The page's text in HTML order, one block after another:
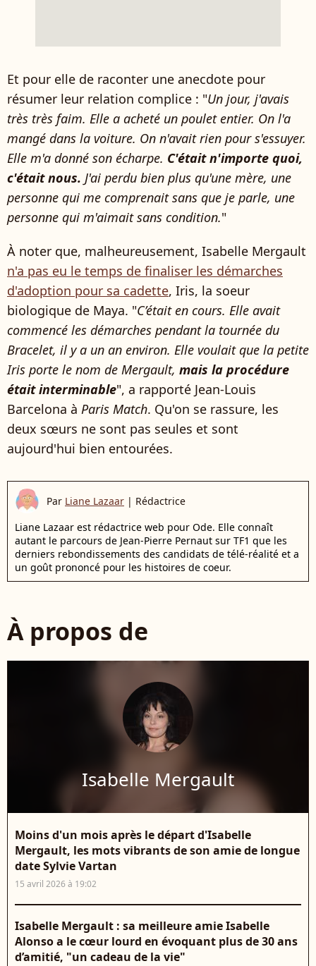
Et pour elle de raconter une anecdote pour
résumer leur relation complice : "Un jour, j'avais
très très faim. Elle a acheté un poulet entier. On l'a
mangé dans la voiture. On n'avait rien pour s'essuyer.
Elle m'a donné son écharpe. C'était n'importe quoi,
c'était nous. J'ai perdu bien plus qu'une mère, une
personne qui me comprenait sans que je parle, une
personne qui m'aimait sans condition."
À noter que, malheureusement, Isabelle Mergault
n'a pas eu le temps de finaliser les démarches
d'adoption pour sa cadette, Iris, la soeur
biologique de Maya. "C’était en cours. Elle avait
commencé les démarches pendant la tournée du
Bracelet, il y a un an environ. Elle voulait que la petite
Iris porte le nom de Mergault, mais la procédure
était interminable", a rapporté Jean-Louis
Barcelona à Paris Match. Qu'on se rassure, les
deux sœurs ne sont pas seules et sont
aujourd'hui bien entourées.
Par Liane Lazaar | Rédactrice
Liane Lazaar est rédactrice web pour Ode. Elle connaît
autant le parcours de Jean-Pierre Pernaut sur TF1 que les
derniers rebondissements des candidats de télé-réalité et a
un goût prononcé pour les histoires de coeur.
À propos de
Isabelle Mergault
Moins d'un mois après le départ d'Isabelle
Mergault, les mots vibrants de son amie de longue
date Sylvie Vartan
15 avril 2026 à 19:02
Isabelle Mergault : sa meilleure amie Isabelle
Alonso a le cœur lourd en évoquant plus de 30 ans
d’amitié, "un cadeau de la vie"